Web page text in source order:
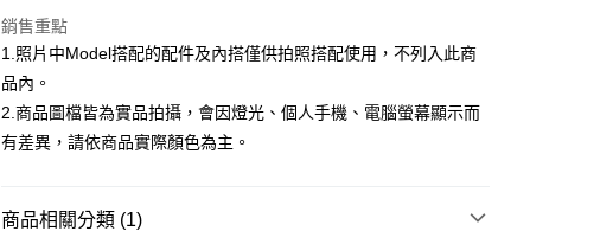
ATM付款
運送方式
全家取貨付款
付款後全家取貨
銷售重點
1.照片中Model搭配的配件及內搭僅供拍照搭配使用，不列入此商
品內。
2.商品圖檔皆為實品拍攝，會因燈光、個人手機、電腦螢幕顯示而
有差異，請依商品實際顏色為主。
商品相關分類 (1)